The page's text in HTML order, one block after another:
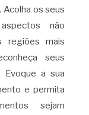
os seus
não
regiões mais
seus
Evoque a sua
e permita
sejam